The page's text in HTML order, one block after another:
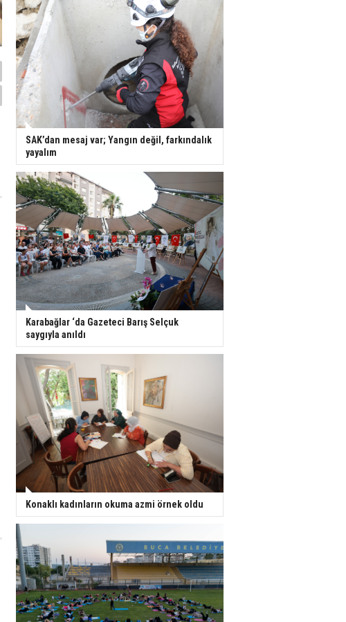
SAK’dan mesaj var; Yangın değil, farkındalık
yayalım
Karabağlar ‘da Gazeteci Barış Selçuk
saygıyla anıldı
Konaklı kadınların okuma azmi örnek oldu